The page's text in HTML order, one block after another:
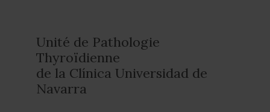
Unité de Pathologie
Thyroïdienne
de la Clínica Universidad de
Navarra